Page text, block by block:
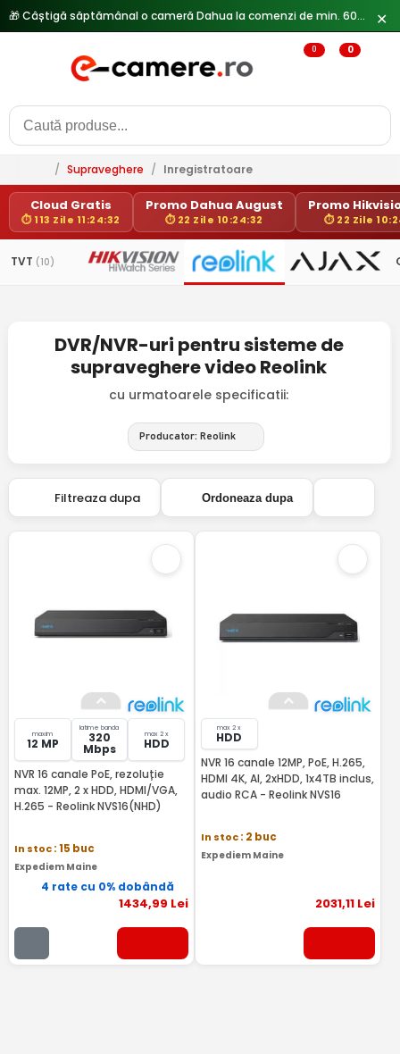
🎁 Câștigă săptămânal o cameră Dahua la comenzi de min. 600 lei — ✕
0 0
/ Supraveghere / Inregistratoare
Cloud Gratis
⏱ 113 Zile 11:24:32
Promo Dahua August
⏱ 22 Zile 10:24:32
Promo
⏱ 22 Zile
TVT (10)
DVR/NVR-uri pentru sisteme de
supraveghere video Reolink
cu urmatoarele specificatii:
Producator: Reolink
Filtreaza dupa Ordoneaza dupa
maxim
12 MP
latime banda
320
Mbps
max 2 x
HDD
NVR 16 canale PoE, rezoluție
max. 12MP, 2 x HDD, HDMI/VGA,
H.265 - Reolink NVS16(NHD)
In stoc: 15 buc
Expediem Maine
4 rate cu 0% dobândă
1434,99 Lei
max 2 x
HDD
NVR 16 canale 12MP, PoE, H.265,
HDMI 4K, AI, 2xHDD, 1x4TB inclus,
audio RCA - Reolink NVS16
In stoc: 2 buc
Expediem Maine
2031,11 Lei